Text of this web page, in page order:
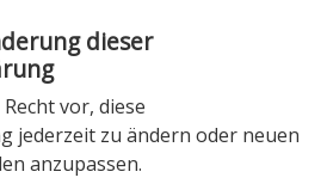
dieser
vor, diese
jederzeit zu ändern oder neuen
anzupassen.